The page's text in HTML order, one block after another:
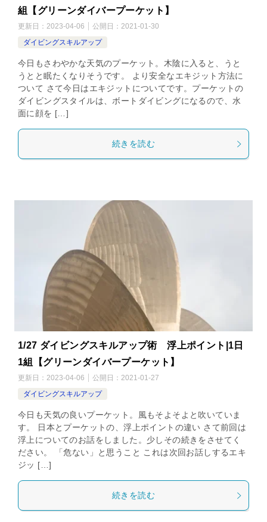
組【グリーンダイバープーケット】
更新日： 2023-04-06 公開日： 2021-01-30
ダイビングスキルアップ
今日もさわやかな天気のプーケット。木陰に入ると、うと
うとと眠たくなりそうです。 より安全なエキジット方法に
ついて さて今日はエキジットについてです。プーケットの
ダイビングスタイルは、ボートダイビングになるので、水
面に顔を […]
続きを読む
1/27 ダイビングスキルアップ術 浮上ポイント|1日
1組【グリーンダイバープーケット】
更新日： 2023-04-06 公開日： 2021-01-27
ダイビングスキルアップ
今日も天気の良いプーケット。風もそよそよと吹いていま
す。 日本とプーケットの、浮上ポイントの違い さて前回は
浮上についてのお話をしました。少しその続きをさせてく
ださい。 「危ない」と思うこと これは次回お話しするエキ
ジッ […]
続きを読む